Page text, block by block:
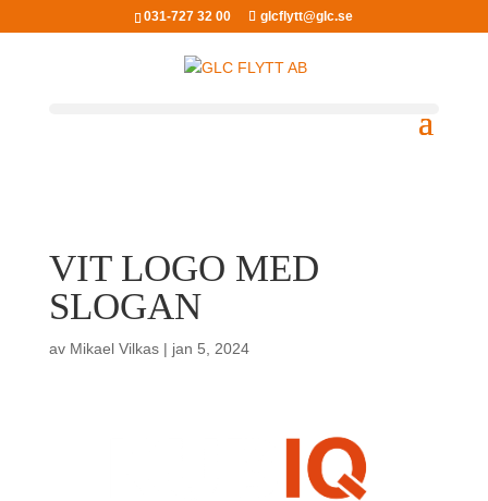
031-727 32 00 glcflytt@glc.se
VIT LOGO MED
SLOGAN
av Mikael Vilkas| jan 5, 2024